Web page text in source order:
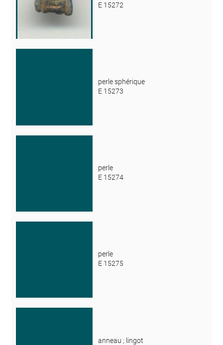
E 15272
perle sphérique
E 15273
perle
E 15274
perle
E 15275
anneau ; lingot